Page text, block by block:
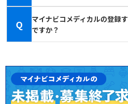
Q
マイナビコメディカルの登録
ですか？